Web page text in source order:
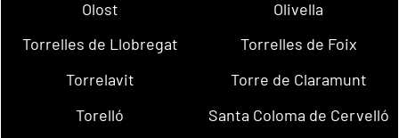
Olost
Olivella
Torrelles de Llobregat
Torrelles de Foix
Torrelavit
Torre de Claramunt
Torelló
Santa Coloma de Cervelló